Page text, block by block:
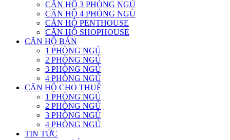
CĂN HỘ 3 PHÒNG NGỦ
CĂN HỘ 4 PHÒNG NGỦ
CĂN HỘ PENTHOUSE
CĂN HỘ SHOPHOUSE
CĂN HỘ BÁN
1 PHÒNG NGỦ
2 PHÒNG NGỦ
3 PHÒNG NGỦ
4 PHÒNG NGỦ
CĂN HỘ CHO THUÊ
1 PHÒNG NGỦ
2 PHÒNG NGỦ
3 PHÒNG NGỦ
4 PHÒNG NGỦ
TIN TỨC